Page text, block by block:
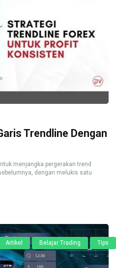
Trendline Dengan
menjangka pergerakan trend
dengan melukis satu
Artikel Belajar Trading Tips